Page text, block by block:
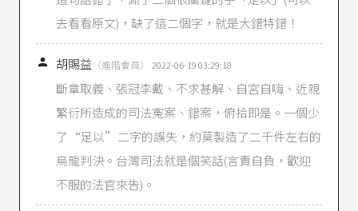
民法第一百九十五條第一項規定請求精神慰藉金
之餘地。」
最高法院99年度台上第210號民事判決
信用，致被上訴人之商譽及信用遭受重大損害，
僅登報道歉尚不足以回復其名譽及信用。……認
外，其請求賠償非財產上之損害六十萬元，亦屬
相當。」、最高法院90台上字第2109號民事判
決、 最高法院90台上字第2026號民事判決
同判決意旨。
去看看原文)，缺了這二個字，就是大錯特錯！
 胡賜益 （進階會員） 2022-06-19 03:29:18
斷章取義、張冠李戴、不求甚解、自宮自嗨、近親
繁衍所造成的司法寃案、錯案，俯拾即是。一個少
了“足以”二字的誤失，約莫製造了二千件左右的
烏龍判決。台灣司法就是個笑話(言責自負，歡迎
不服的法官來告)。